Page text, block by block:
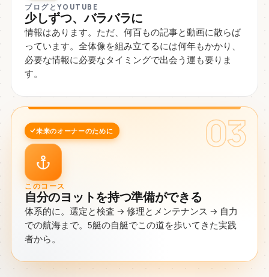
ブログとYOUTUBE
少しずつ、バラバラに
情報はあります。ただ、何百もの記事と動画に散らば
っています。全体像を組み立てるには何年もかかり、
必要な情報に必要なタイミングで出会う運も要りま
す。
03
未来のオーナーのために
このコース
自分のヨットを持つ準備ができる
体系的に。選定と検査 → 修理とメンテナンス → 自力
での航海まで。5艇の自艇でこの道を歩いてきた実践
者から。